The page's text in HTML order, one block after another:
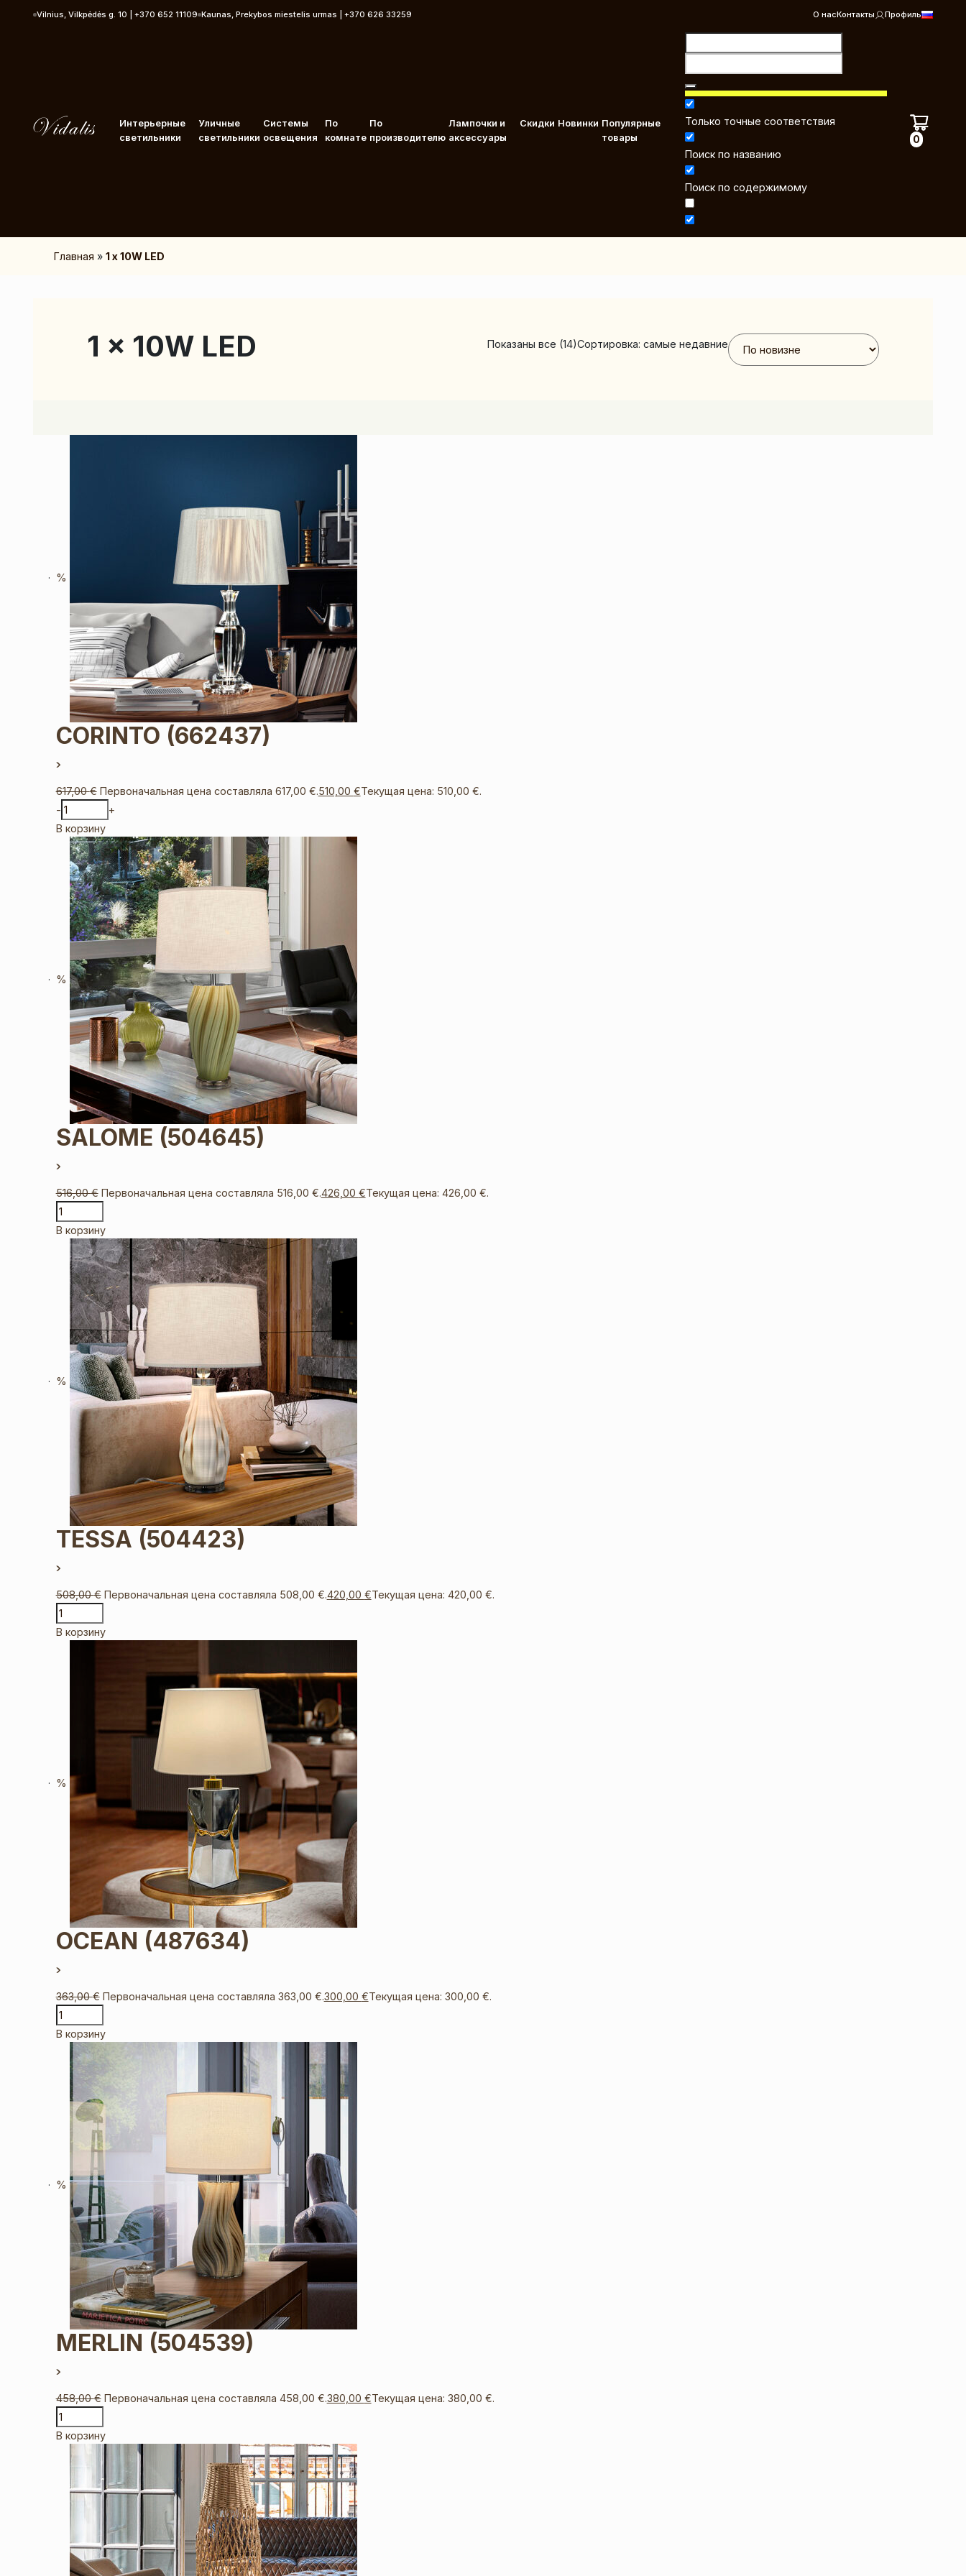
Vilnius, Vilkpėdės g. 10 | +370 652 11109 Kaunas, Prekybos miestelis urmas | +370 626 33259 О насКонтакты Профиль
Интерьерные
светильники
Уличные
светильники
Системы
освещения
По
комнате
По
производителю
Лампочки и
аксессуары
Скидки Новинки Популярные
товары
Только точные соответствия
Поиск по названию
Поиск по содержимому
0
Главная » 1 x 10W LED
1 x 10W LED Показаны все (14)Сортировка: самые недавние
%
CORINTO (662437)
617,00€ Первоначальная цена составляла 617,00 €.510,00 €Текущая цена: 510,00 €.
-
+
В корзину
%
SALOME (504645)
516,00€ Первоначальная цена составляла 516,00 €.426,00 €Текущая цена: 426,00 €.
В корзину
%
TESSA (504423)
508,00€ Первоначальная цена составляла 508,00 €.420,00 €Текущая цена: 420,00 €.
В корзину
%
OCEAN (487634)
363,00€ Первоначальная цена составляла 363,00 €.300,00 €Текущая цена: 300,00 €.
В корзину
%
MERLIN (504539)
458,00€ Первоначальная цена составляла 458,00 €.380,00 €Текущая цена: 380,00 €.
В корзину